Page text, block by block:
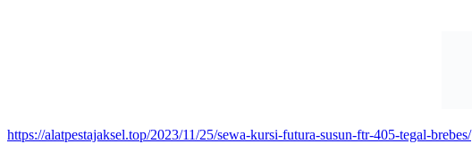
https://alatpestajaksel.top/2023/11/25/sewa-kursi-futura-susun-ftr-405-tegal-brebes/